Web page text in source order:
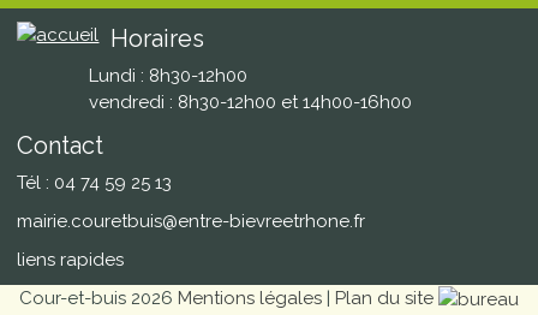
Horaires
Lundi : 8h30-12h00
vendredi : 8h30-12h00 et 14h00-16h00
Contact
Tél : 04 74 59 25 13
mairie.couretbuis@entre-bievreetrhone.fr
liens rapides
Cour-et-buis 2026 Mentions légales | Plan du site